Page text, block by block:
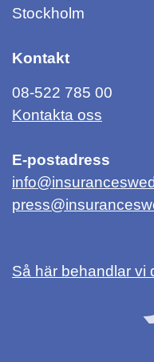
Stockholm
Kontakt
08-522 785 00
Kontakta oss
E-postadress
Så här behandlar vi